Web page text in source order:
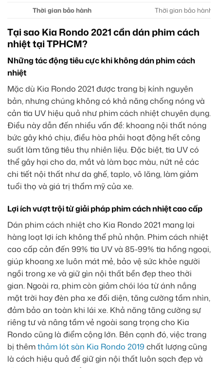
Thời gian bảo hành
Thời gian bảo hành
Tại sao Kia Rondo 2021 cần dán phim cách
nhiệt tại TPHCM?
Những tác động tiêu cực khi không dán phim cách
nhiệt
Mặc dù Kia Rondo 2021 được trang bị kính nguyên
bản, nhưng chúng không có khả năng chống nóng và
cản tia UV hiệu quả như phim cách nhiệt chuyên dụng.
Điều này dẫn đến nhiều vấn đề: khoang nội thất nóng
bức gây khó chịu, điều hòa phải hoạt động hết công
suất làm tăng tiêu thụ nhiên liệu. Đặc biệt, tia UV có
thể gây hại cho da, mắt và làm bạc màu, nứt nẻ các
chi tiết nội thất như da ghế, taplo, vô lăng, làm giảm
tuổi thọ và giá trị thẩm mỹ của xe.
Lợi ích vượt trội từ giải pháp phim cách nhiệt cao cấp
Dán phim cách nhiệt cho Kia Rondo 2021 mang lại
hàng loạt lợi ích không thể phủ nhận. Phim cách nhiệt
cao cấp cản đến 99% tia UV và 85-99% tia hồng ngoại,
giúp khoang xe luôn mát mẻ, bảo vệ sức khỏe người
ngồi trong xe và giữ gìn nội thất bền đẹp theo thời
gian. Ngoài ra, phim còn giảm chói lóa từ ánh nắng
mặt trời hay đèn pha xe đối diện, tăng cường tầm nhìn,
đảm bảo an toàn khi lái xe. Khả năng tăng cường sự
riêng tư và nâng tầm vẻ ngoài sang trọng cho Kia
Rondo cũng là điểm cộng lớn. Bên cạnh đó, việc trang
bị thêmthảm lót sàn Kia Rondo 2019 chất lượng cũng
là cách hiệu quả để giữ gìn nội thất luôn sạch đẹp và